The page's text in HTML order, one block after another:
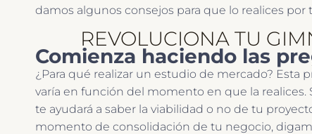
damos algunos consejos para que lo realices por
REVOLUCIONA TU
Comienza haciendo las
¿Para qué realizar un estudio de mercado?
varía en función del momento en que la
te ayudará a saber la viabilidad o no de tu
momento de consolidación de tu negocio,